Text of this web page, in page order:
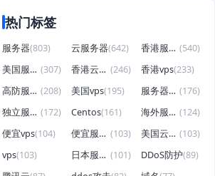
热门标签
服务器(803) 云服务器(642) 香港服务器 (540)
美国服务器 (307) 香港云服务器 (246) 香港vps(233)
高防服务器 (208) 美国vps(195) 服务器租用 (176)
独立服务器 (172) Centos(161) 海外服务器 (124)
便宜vps(104) 便宜服务器 (103) 美国云服务器 (103)
vps(103) 日本服务器 (101) DDoS防护(89)